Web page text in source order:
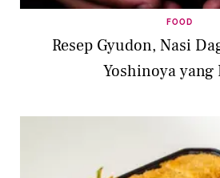
FOOD
Resep Gyudon, Nasi
Yoshinoya yang